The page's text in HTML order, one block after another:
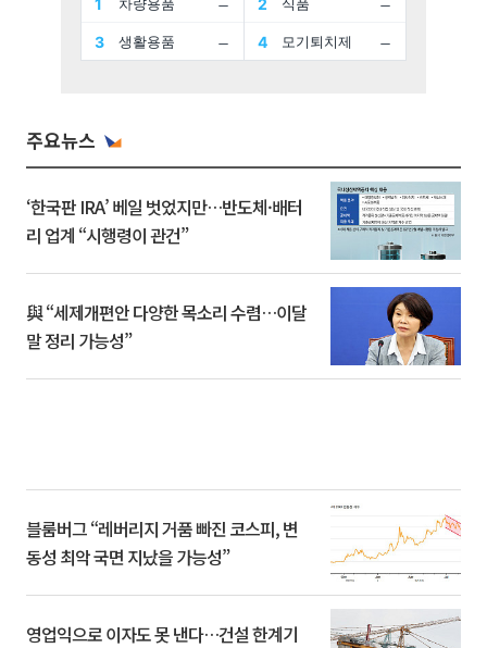
주요뉴스
‘한국판 IRA’ 베일 벗었지만…반도체·배터
리 업계 “시행령이 관건”
與 “세제개편안 다양한 목소리 수렴…이달
말 정리 가능성”
블룸버그 “레버리지 거품 빠진 코스피, 변
동성 최악 국면 지났을 가능성”
영업익으로 이자도 못 낸다…건설 한계기